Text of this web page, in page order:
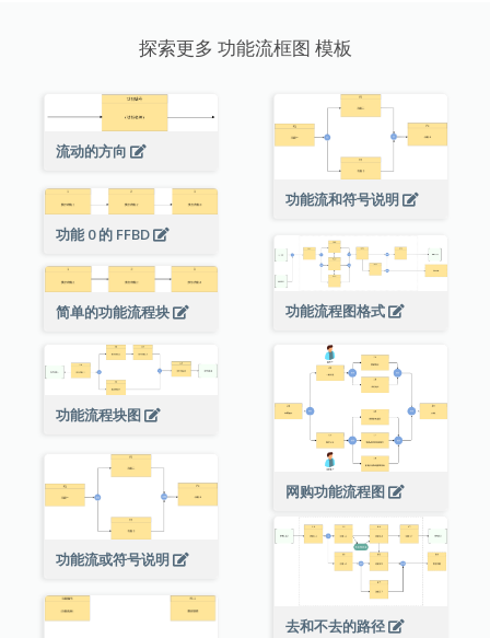
探索更多 功能流框图 模板
流动的方向
功能流和符号说明
功能 0 的 FFBD
功能流程图格式
简单的功能流程块
功能流程块图
网购功能流程图
功能流或符号说明
去和不去的路径